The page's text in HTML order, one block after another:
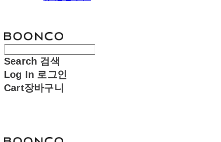
Search 검색
Log In 로그인
Cart장바구니